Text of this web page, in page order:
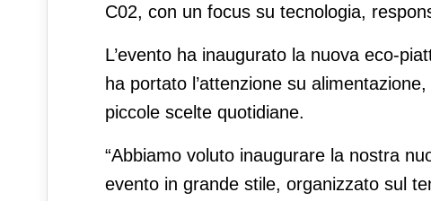
C02, con un focus su tecnologia,
L’evento ha inaugurato la nuova eco-
ha portato l’attenzione su
piccole scelte quotidiane.
“Abbiamo voluto inaugurare la nostra
evento in grande stile, organizzato sul